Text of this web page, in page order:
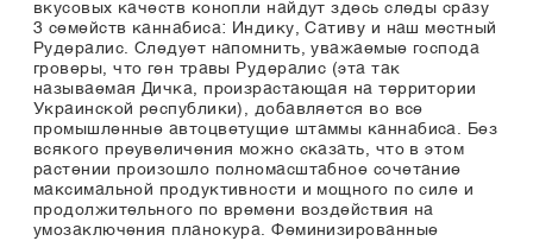
вкусовых качеств конопли найдут здесь следы сразу
3 семейств каннабиса: Индику, Сативу и наш местный
Рудералис. Следует напомнить, уважаемые господа
гроверы, что ген травы Рудералис (эта так
называемая Дичка, произрастающая на территории
Украинской республики), добавляется во все
промышленные автоцветущие штаммы каннабиса. Без
всякого преувеличения можно сказать, что в этом
растении произошло полномасштабное сочетание
максимальной продуктивности и мощного по силе и
продолжительного по времени воздействия на
умозаключения планокура. Феминизированные